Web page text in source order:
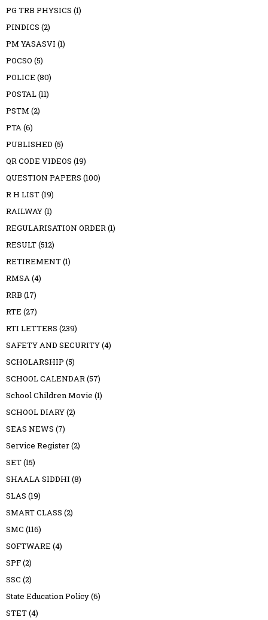
PG TRB PHYSICS (1)
PINDICS (2)
PM YASASVI (1)
POCSO (5)
POLICE (80)
POSTAL(11)
PSTM (2)
PTA(6)
PUBLISHED (5)
QR CODE VIDEOS (19)
QUESTION PAPERS (100)
R H LIST(19)
RAILWAY(1)
REGULARISATION ORDER(1)
RESULT(512)
RETIREMENT(1)
RMSA(4)
RRB (17)
RTE (27)
RTI LETTERS (239)
SAFETY AND SECURITY(4)
SCHOLARSHIP (5)
SCHOOL CALENDAR(57)
School Children Movie (1)
SCHOOL DIARY(2)
SEAS NEWS (7)
Service Register(2)
SET(15)
SHAALA SIDDHI (8)
SLAS (19)
SMART CLASS (2)
SMC (116)
SOFTWARE (4)
SPF(2)
SSC (2)
State Education Policy(6)
STET(4)